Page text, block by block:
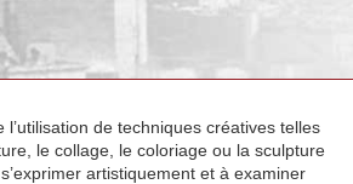
l’utilisation de techniques créatives telles
le collage, le coloriage ou la sculpture
artistiquement et à examiner